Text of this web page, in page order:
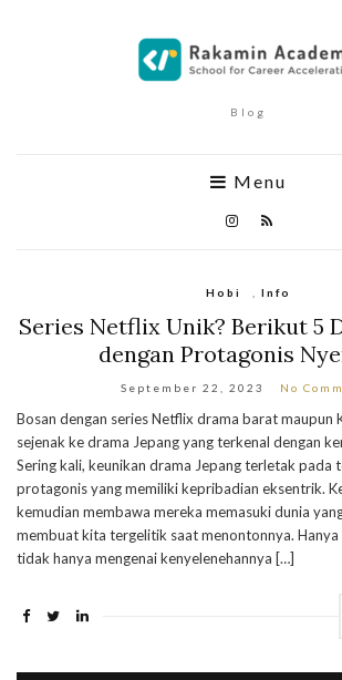
Blog
Menu
Hobi Info
Series Netflix Unik? Berikut 5
dengan Protagonis
September 22, 2023 No
Bosan dengan series Netflix drama barat maupun
sejenak ke drama Jepang yang terkenal dengan
Sering kali, keunikan drama Jepang terletak pada
protagonis yang memiliki kepribadian eksentrik.
kemudian membawa mereka memasuki dunia
membuat kita tergelitik saat menontonnya. Hanya
tidak hanya mengenai kenyelenehannya […]